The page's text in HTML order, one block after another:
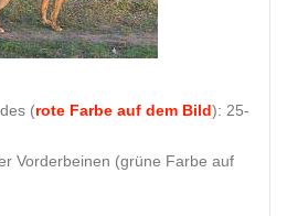
(rote Farbe auf dem Bild): 25-
Vorderbeinen (grüne Farbe auf